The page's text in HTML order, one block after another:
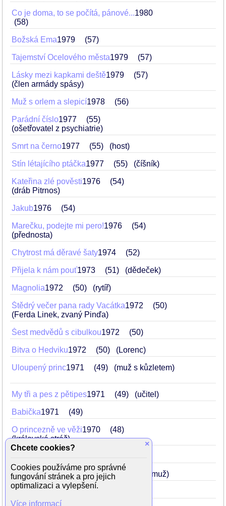
Co je doma, to se počítá, pánové...1980
58
Božská Ema1979 57
Tajemství Ocelového města1979 57
Lásky mezi kapkami deště1979
57
(člen armády spásy)
Muž s orlem a slepicí1978 56
Parádní číslo1977
55
(ošetřovatel z psychiatrie)
Smrt na černo1977 55 (host)
Stín létajícího ptáčka1977 55 (číšník)
Kateřina zlé pověsti1976
54
(dráb Pitrnos)
Jakub1976 54
Marečku, podejte mi pero!1976
54
(přednosta)
Chytrost má děravé šaty1974 52
Přijela k nám pouť1973 51 (dědeček)
Magnolia1972 50 (rytíř)
Štědrý večer pana rady Vacátka1972
50
(Ferda Linek, zvaný Pinďa)
Šest medvědů s cibulkou1972 50
Bitva o Hedviku1972 50 (Lorenc)
Uloupený princ1971 49 (muž s kůzletem)
My tři a pes z pětipes1971 49 (učitel)
Babička1971 49
O princezně ve věži1970
48
(královská stráž)
Flirt se slečnou Stříbrnou1969 (muž)
Spalovač mrtvol 1969
×
Chcete cookies?
Cookies používáme pro správné
fungování stránek a pro jejich
optimalizaci a vylepšení.
Více informací